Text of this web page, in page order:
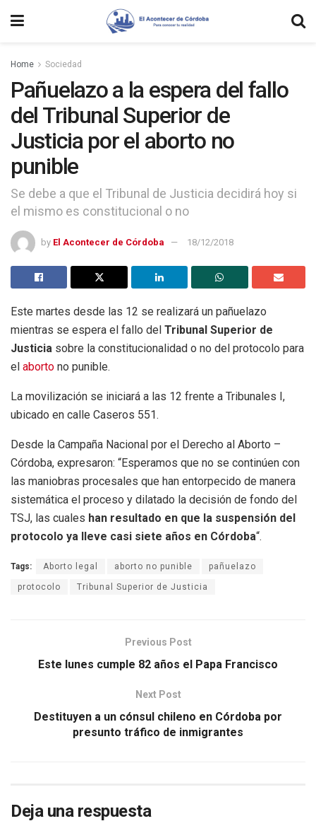
Home Sociedad
Pañuelazo a la espera del fallo
del Tribunal Superior de
Justicia por el aborto no
punible
Se debe a que el Tribunal de Justicia decidirá hoy si
el mismo es constitucional o no
by El Acontecer de Córdoba 18/12/2018
Este martes desde las 12 se realizará un pañuelazo
mientras se espera el fallo del Tribunal Superior de
Justicia sobre la constitucionalidad o no del protocolo para
el aborto no punible.
La movilización se iniciará a las 12 frente a Tribunales I,
ubicado en calle Caseros 551.
Desde la Campaña Nacional por el Derecho al Aborto –
Córdoba, expresaron: “Esperamos que no se continúen con
las maniobras procesales que han entorpecido de manera
sistemática el proceso y dilatado la decisión de fondo del
TSJ, las cuales han resultado en que la suspensión del
protocolo ya lleve casi siete años en Córdoba“.
Tags: Aborto legal aborto no punible pañuelazo
protocolo Tribunal Superior de Justicia
Previous Post
Este lunes cumple 82 años el Papa Francisco
Next Post
Destituyen a un cónsul chileno en Córdoba por
presunto tráfico de inmigrantes
Deja una respuesta